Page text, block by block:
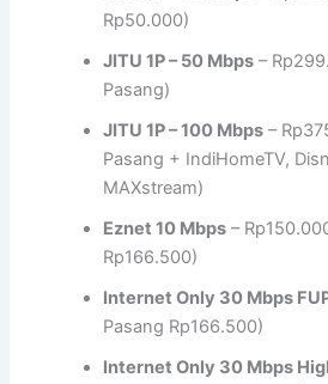
Rp50.000)
JITU 1P – 50 Mbps –
Pasang)
JITU 1P – 100 Mbps –
Pasang + IndiHomeTV,
MAXstream)
Eznet 10 Mbps –
Rp166.500)
Internet Only 30 Mbps
Pasang Rp166.500)
Internet Only 30 Mbps